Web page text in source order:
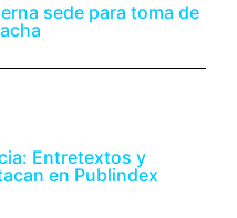
sede para toma de
Entretextos y
en Publindex